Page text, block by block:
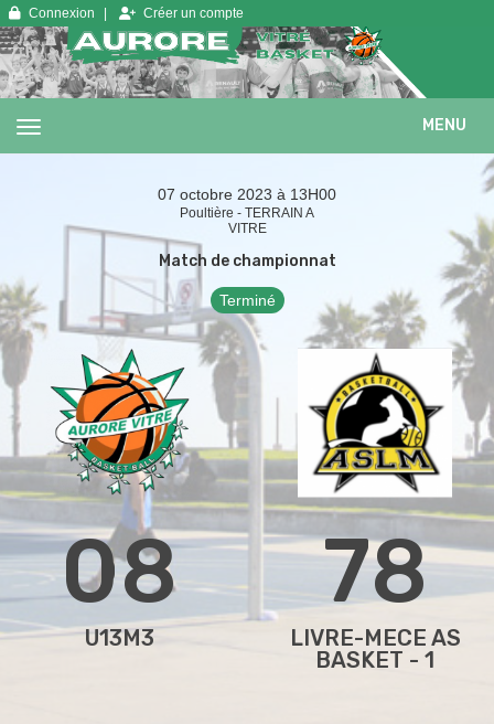
Connexion Créer un compte
MENU
07 octobre 2023 à 13H00
Poultière - TERRAIN A
VITRE
Match de championnat
Terminé
08 78
U13M3
LIVRE-MECE AS
BASKET - 1
Panneau de gestion des cookies